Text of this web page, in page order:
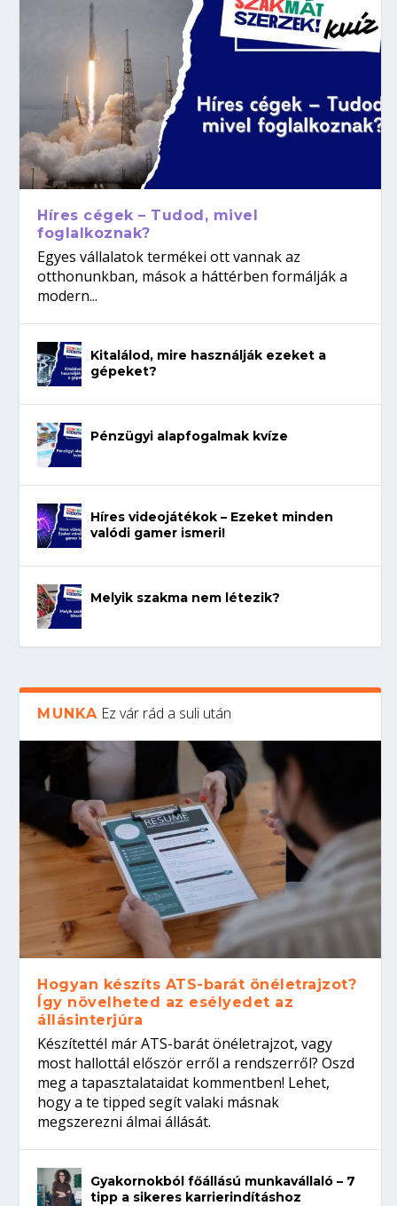
Híres cégek – Tudod, mivel
foglalkoznak?
Egyes vállalatok termékei ott vannak az
otthonunkban, mások a háttérben formálják a
modern...
Kitalálod, mire használják ezeket a
gépeket?
Pénzügyi alapfogalmak kvíze
Híres videojátékok – Ezeket minden
valódi gamer ismeri!
Melyik szakma nem létezik?
MUNKA Ez vár rád a suli után
Hogyan készíts ATS-barát önéletrajzot?
Így növelheted az esélyedet az
állásinterjúra
Készítettél már ATS-barát önéletrajzot, vagy
most hallottál először erről a rendszerről? Oszd
meg a tapasztalataidat kommentben! Lehet,
hogy a te tipped segít valaki másnak
megszerezni álmai állását.
Gyakornokból főállású munkavállaló – 7
tipp a sikeres karrierindításhoz